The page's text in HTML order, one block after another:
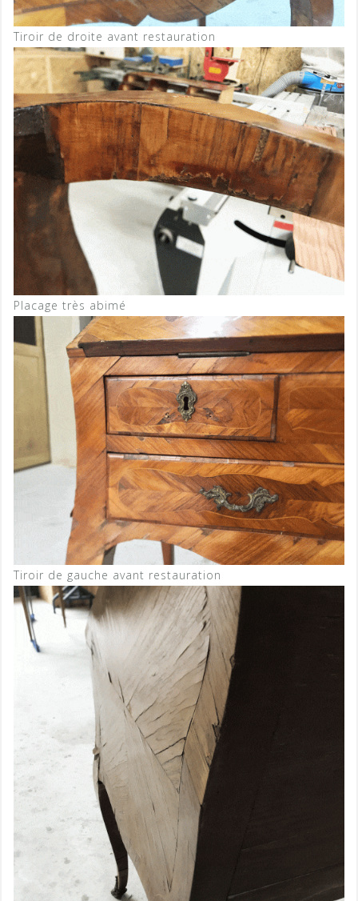
Tiroir de droite avant restauration
Placage très abimé
Tiroir de gauche avant restauration